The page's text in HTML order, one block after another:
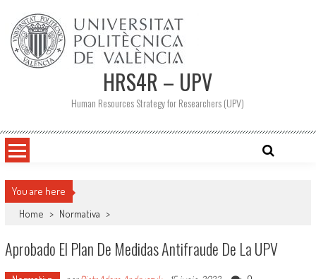
contenido
HRS4R – UPV
Human Resources Strategy for Researchers (UPV)
You are here
Home > Normativa >
Aprobado El Plan De Medidas Antifraude De La UPV